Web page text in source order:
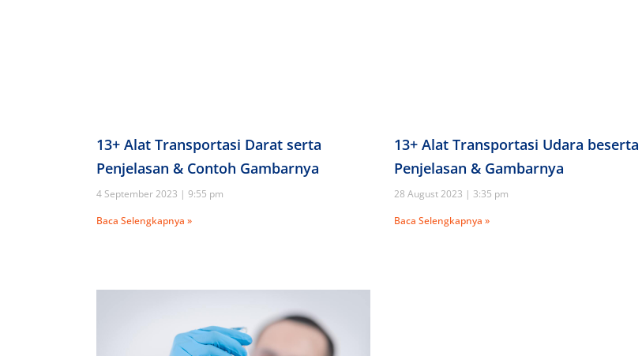
13+ Alat Transportasi Darat serta
Penjelasan & Contoh Gambarnya
4 September 2023
9:55 pm
Baca Selengkapnya »
13+ Alat Transportasi Udara beserta
Penjelasan & Gambarnya
28 August 2023
3:35 pm
Baca Selengkapnya »